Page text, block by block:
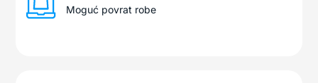
Moguć povrat robe